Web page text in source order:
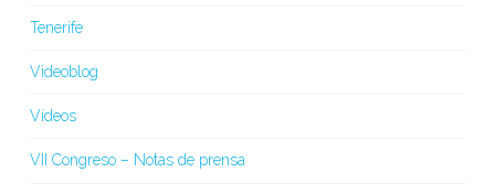
Tenerife
Videoblog
Vídeos
VII Congreso – Notas de prensa